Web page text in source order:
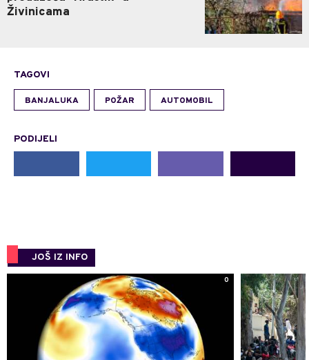
Živinicama
TAGOVI
BANJALUKA POŽAR AUTOMOBIL
PODIJELI
JOŠ IZ INFO
0